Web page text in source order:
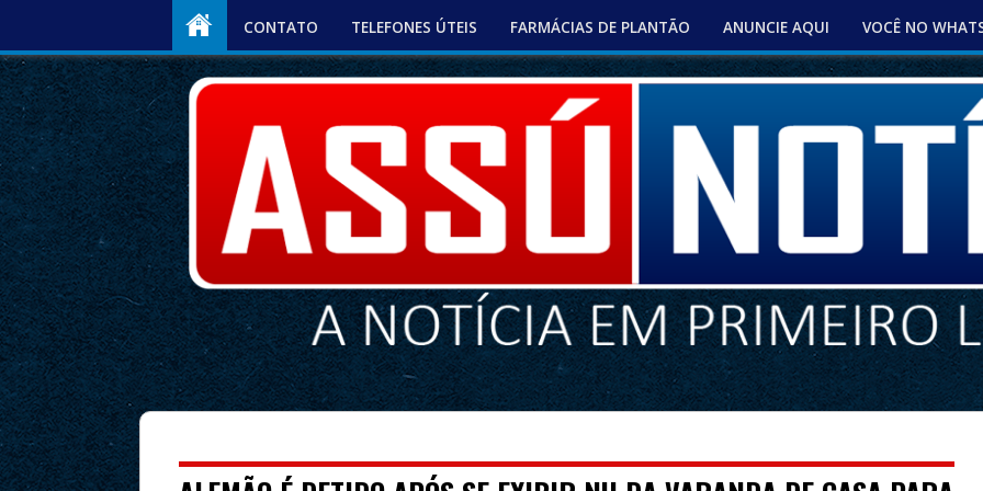
CONTATO TELEFONES ÚTEIS FARMÁCIAS DE PLANTÃO ANUNCIE AQUI VOCÊ NO